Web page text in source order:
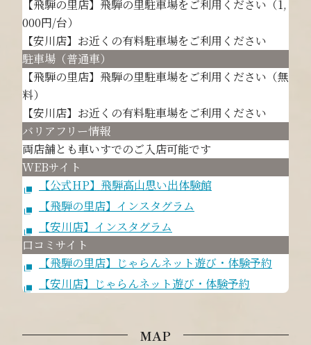
【飛騨の里店】飛騨の里駐車場をご利用ください（1,
000円/台）
【安川店】お近くの有料駐車場をご利用ください
駐車場（普通車）
【飛騨の里店】飛騨の里駐車場をご利用ください（無
料）
【安川店】お近くの有料駐車場をご利用ください
バリアフリー情報
両店舗とも車いすでのご入店可能です
WEBサイト
【公式HP】飛騨高山思い出体験館
【飛騨の里店】インスタグラム
【安川店】インスタグラム
口コミサイト
【飛騨の里店】じゃらんネット遊び・体験予約
【安川店】じゃらんネット遊び・体験予約
MAP